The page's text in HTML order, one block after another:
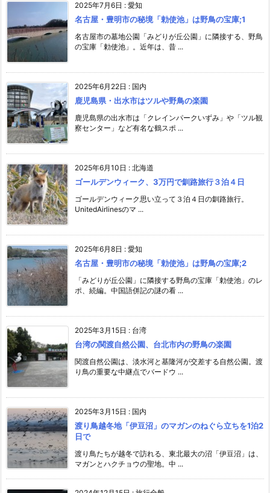
2025年7月6日 : 愛知
名古屋・豊明市の秘境「勅使池」は野鳥の宝庫;1
名古屋市の墓地公園「みどりが丘公園」に隣接する、野鳥
の宝庫「勅使池」。近年は、昔 ...
2025年6月22日 : 国内
鹿児島県・出水市はツルや野鳥の楽園
鹿児島県の出水市は「クレインパークいずみ」や「ツル観
察センター」など有名な鶴スポ ...
2025年6月10日 : 北海道
ゴールデンウィーク、3万円で釧路旅行３泊４日
ゴールデンウィーク思い立って３泊４日の釧路旅行。
UnitedAirlinesのマ ...
2025年6月8日 : 愛知
名古屋・豊明市の秘境「勅使池」は野鳥の宝庫;2
「みどりが丘公園」に隣接する野鳥の宝庫「勅使池」のレ
ポ、続編。中国語併記の謎の看 ...
2025年3月15日 : 台湾
台湾の関渡自然公園、台北市内の野鳥の楽園
関渡自然公園は、淡水河と基隆河が交差する自然公園。渡
り鳥の重要な中継点でバードウ ...
2025年3月15日 : 国内
渡り鳥越冬地「伊豆沼」のマガンのねぐら立ちを1泊2
日で
渡り鳥たちが越冬で訪れる、東北最大の沼「伊豆沼」は、
マガンとハクチョウの聖地。中 ...